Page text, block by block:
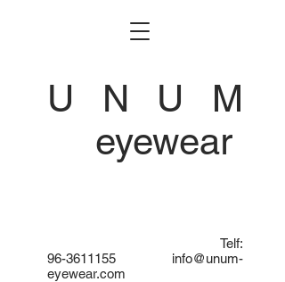
U N U M
eyewear
Telf:
96-3611155
info@unum-
eyewear.com